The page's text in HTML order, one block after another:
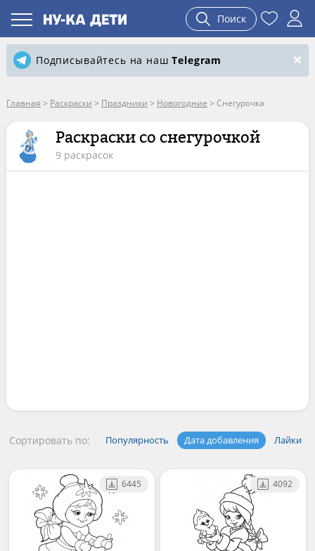
Поиск
Подписывайтесь на нашTelegram
Главная > Раскраски > Праздники > Новогодние > Снегурочка
Раскраски со снегурочкой
9 раскрасок
Сортировать по: Популярность Дата добавления Лайки
6445 4092